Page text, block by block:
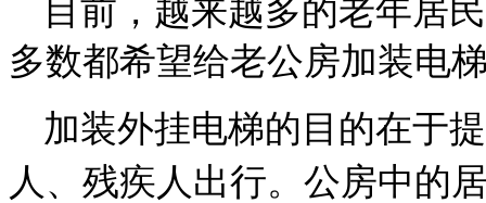
目前，越来越多的老年居
多数都希望给老公房加装电
加装外挂电梯的目的在于
人、残疾人出行。公房中的